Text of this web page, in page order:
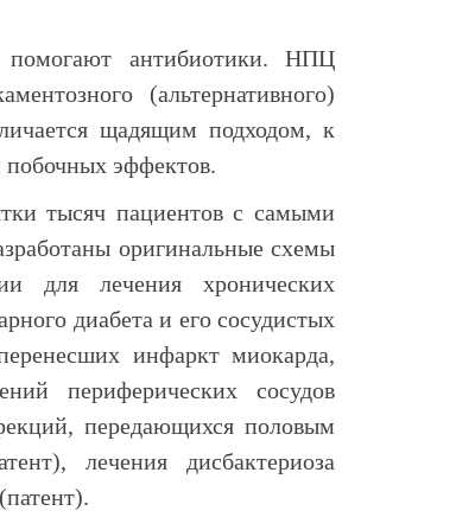
антибиотики. НПЦ
(альтернативного)
щадящим подходом, к
побочных эффектов.
тысяч пациентов с самыми
оригинальные схемы
для лечения хронических
диабета и его сосудистых
инфаркт миокарда,
периферических сосудов
передающихся половым
лечения дисбактериоза